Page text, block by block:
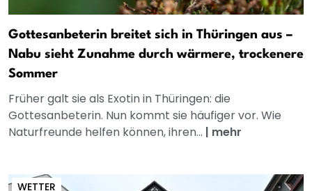
Gottesanbeterin breitet sich in Thüringen aus –
Nabu sieht Zunahme durch wärmere, trockenere
Sommer
Früher galt sie als Exotin in Thüringen: die
Gottesanbeterin. Nun kommt sie häufiger vor. Wie
Naturfreunde helfen können, ihren... | mehr
WETTER